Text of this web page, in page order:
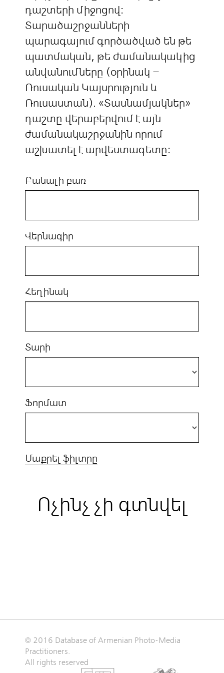
դաշտերի միջոցով:
Տարածաշրջանների
պարագայում գործածված են թե
պատմական, թե ժամանակակից
անվանումները (օրինակ –
Ռուսական Կայսրություն և
Ռուսաստան). «Տասնամյակներ»
դաշտը վերաբերվում է այն
ժամանակաշրջանին որում
աշխատել է արվեստագետը:
Բանալի բառ
Վերնագիր
Հեղինակ
Տարի
Ֆորմատ
Մաքրել ֆիլտրը
Ոչինչ չի գտնվել
© 2016 Database of Armenian Photo-Media
Practitioners.
All rights reserved